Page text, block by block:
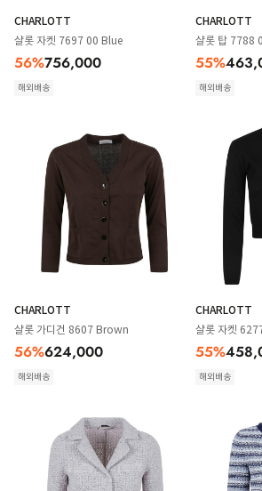
CHARLOTT
샬롯 자켓 7697 00 Blue
56%756,000
해외배송
CHARLOTT
샬롯 탑 7788
55%
해외배송
CHARLOTT
샬롯 가디건 8607 Brown
56%624,000
해외배송
CHARLOTT
샬롯 자켓
55%
해외배송